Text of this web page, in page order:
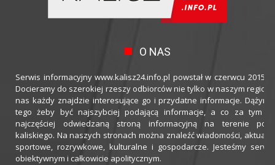
O NAS
Serwis informacyjny www.kalisz24.info.pl powstał w czerwcu 2015
Docieramy do szerokiej rzeszy odbiorców nie tylko w naszym
nas każdy znajdzie interesujące go i przydatne informacje.
tego żeby być najszybciej podającą informacje, a co za tym
najczęściej odwiedzaną stroną informacyjną na terenie
kaliskiego. Na naszych stronach można znaleźć wiadomości,
sportowe, rozrywkowe, kulturalne i gospodarcze. Jesteśmy
obiektywnym i całkowicie apolitycznym.